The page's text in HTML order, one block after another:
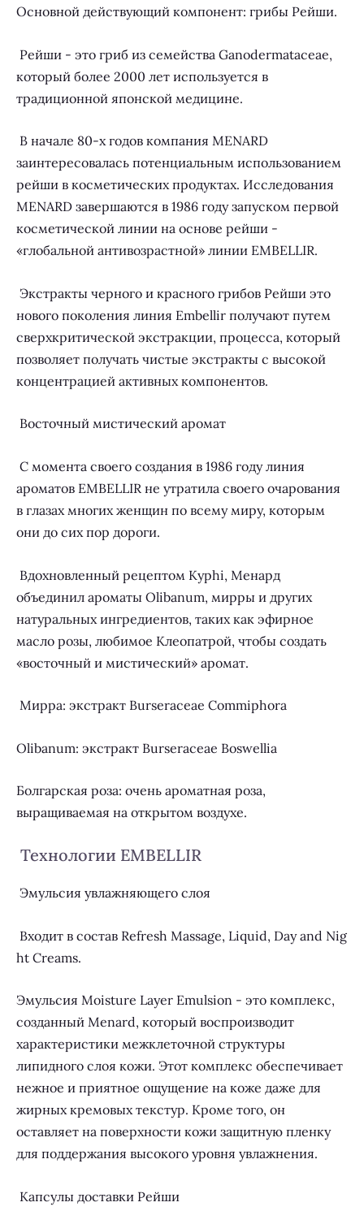
Основной действующий компонент: грибы Рейши.
Рейши - это гриб из семейства Ganodermataceae,
который более 2000 лет используется в
традиционной японской медицине.
В начале 80-х годов компания MENARD
заинтересовалась потенциальным использованием
рейши в косметических продуктах. Исследования
MENARD завершаются в 1986 году запуском первой
косметической линии на основе рейши -
«глобальной антивозрастной» линии EMBELLIR.
Экстракты черного и красного грибов Рейши это
нового поколения линия Embellir получают путем
сверхкритической экстракции, процесса, который
позволяет получать чистые экстракты с высокой
концентрацией активных компонентов.
Восточный мистический аромат
С момента своего создания в 1986 году линия
ароматов EMBELLIR не утратила своего очарования
в глазах многих женщин по всему миру, которым
они до сих пор дороги.
Вдохновленный рецептом Kyphi, Менард
объединил ароматы Olibanum, мирры и других
натуральных ингредиентов, таких как эфирное
масло розы, любимое Клеопатрой, чтобы создать
«восточный и мистический» аромат.
Мирра: экстракт Burseraceae Commiphora
Olibanum: экстракт Burseraceae Boswellia
Болгарская роза: очень ароматная роза,
выращиваемая на открытом воздухе.
Технологии EMBELLIR
Эмульсия увлажняющего слоя
Входит в состав Refresh Massage, Liquid, Day and Nig
ht Creams.
Эмульсия Moisture Layer Emulsion - это комплекс,
созданный Menard, который воспроизводит
характеристики межклеточной структуры
липидного слоя кожи. Этот комплекс обеспечивает
нежное и приятное ощущение на коже даже для
жирных кремовых текстур. Кроме того, он
оставляет на поверхности кожи защитную пленку
для поддержания высокого уровня увлажнения.
Капсулы доставки Рейши